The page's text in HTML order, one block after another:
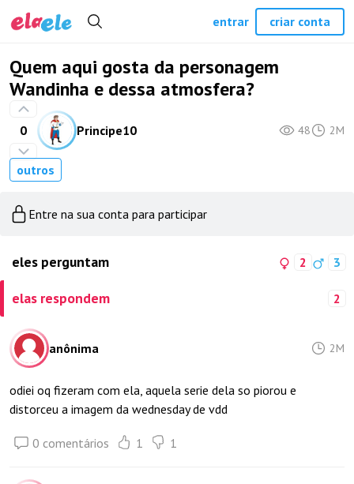
Quem aqui gosta da personagem
Wandinha e dessa atmosfera?
0 Principe10 48 2M
outros
Entre na sua conta para participar
eles perguntam 2 3
elas respondem 2
anônima 2M
odiei oq fizeram com ela, aquela serie dela so piorou e
distorceu a imagem da wednesday de vdd
0 comentários 1 1
entrar criar conta